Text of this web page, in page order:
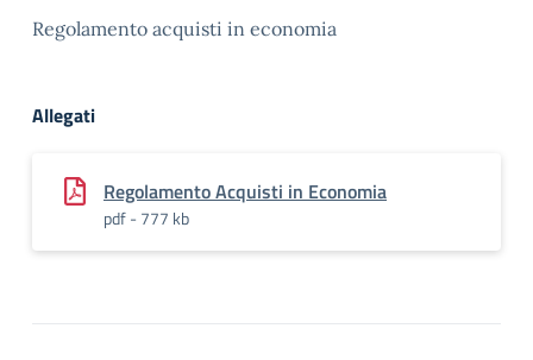
Regolamento acquisti in economia
Allegati
Regolamento Acquisti in Economia
pdf - 777 kb